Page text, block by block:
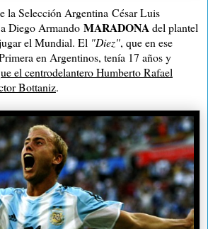
la Selección Argentina César Luis
Diego Armando MARADONAdel plantel
el Mundial. El "Diez", que en ese
en Argentinos, tenía 17 años y
el centrodelantero Humberto Rafael
Bottaniz.